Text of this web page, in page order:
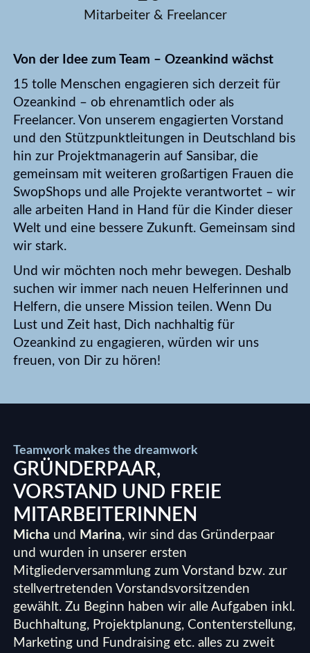
Mitarbeiter & Freelancer
Von der Idee zum Team – Ozeankind wächst
15 tolle Menschen engagieren sich derzeit für
Ozeankind – ob ehrenamtlich oder als
Freelancer. Von unserem engagierten Vorstand
und den Stützpunktleitungen in Deutschland bis
hin zur Projektmanagerin auf Sansibar, die
gemeinsam mit weiteren großartigen Frauen die
SwopShops und alle Projekte verantwortet – wir
alle arbeiten Hand in Hand für die Kinder dieser
Welt und eine bessere Zukunft. Gemeinsam sind
wir stark.
Und wir möchten noch mehr bewegen. Deshalb
suchen wir immer nach neuen Helferinnen und
Helfern, die unsere Mission teilen. Wenn Du
Lust und Zeit hast, Dich nachhaltig für
Ozeankind zu engagieren, würden wir uns
freuen, von Dir zu hören!
Teamwork makes the dreamwork
GRÜNDERPAAR,
VORSTAND UND FREIE
MITARBEITERINNEN
Micha und Marina, wir sind das Gründerpaar
und wurden in unserer ersten
Mitgliederversammlung zum Vorstand bzw. zur
stellvertretenden Vorstandsvorsitzenden
gewählt. Zu Beginn haben wir alle Aufgaben inkl.
Buchhaltung, Projektplanung, Contenterstellung,
Marketing und Fundraising etc. alles zu zweit